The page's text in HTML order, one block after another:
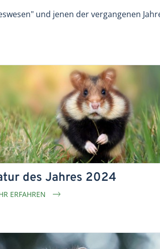
und jenen der vergangenen
des Jahres 2024
ERFAHREN